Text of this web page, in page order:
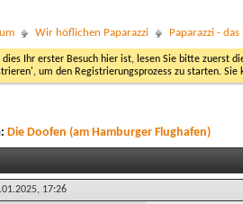
Wir höflichen Paparazzi Paparazzi -
dies Ihr erster Besuch hier ist, lesen Sie bitte zuerst
um den Registrierungsprozess zu starten.
Die Doofen (am Hamburger Flughafen)
17:26